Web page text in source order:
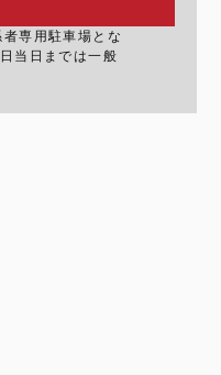
専用駐車場とな
当日までは一般